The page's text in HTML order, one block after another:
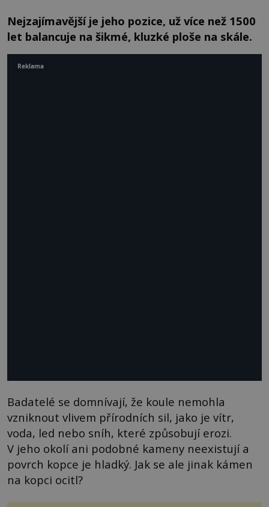
Nejzajímavější je jeho pozice, už více než 1500
let balancuje na šikmé, kluzké ploše na skále.
Badatelé se domnívají, že koule nemohla
vzniknout vlivem přírodních sil, jako je vítr,
voda, led nebo sníh, které způsobují erozi.
V jeho okolí ani podobné kameny neexistují a
povrch kopce je hladký. Jak se ale jinak kámen
na kopci ocitl?
Reklama